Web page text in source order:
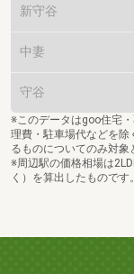
新守谷
中妻
守谷
※このデータはgoo住宅
理費・駐車場代などを除
るものについてのみ対象
※周辺駅の価格相場は
く）を算出したものです。